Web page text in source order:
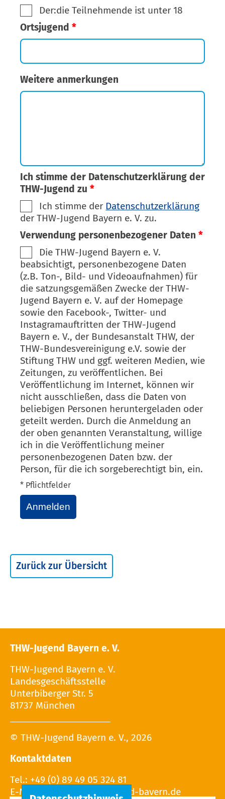
Der:die Teilnehmende ist unter 18
Ortsjugend *
Weitere anmerkungen
Ich stimme der Datenschutzerklärung der
THW-Jugend zu *
Ich stimme der Datenschutzerklärung
der THW-Jugend Bayern e. V. zu.
Verwendung personenbezogener Daten *
Die THW-Jugend Bayern e. V.
beabsichtigt, personenbezogene Daten
(z.B. Ton-, Bild- und Videoaufnahmen) für
die satzungsgemäßen Zwecke der THW-
Jugend Bayern e. V. auf der Homepage
sowie den Facebook-, Twitter- und
Instagramauftritten der THW-Jugend
Bayern e. V., der Bundesanstalt THW, der
THW-Bundesvereinigung e.V. sowie der
Stiftung THW und ggf. weiteren Medien, wie
Zeitungen, zu veröffentlichen. Bei
Veröffentlichung im Internet, können wir
nicht ausschließen, dass die Daten von
beliebigen Personen heruntergeladen oder
geteilt werden. Durch die Anmeldung an
der oben genannten Veranstaltung, willige
ich in die Veröffentlichung meiner
personenbezogenen Daten bzw. der
Person, für die ich sorgeberechtigt bin, ein.
* Pflichtfelder
Anmelden
Zurück zur Übersicht
THW-Jugend Bayern e. V.
THW-Jugend Bayern e. V.
Landesgeschäftsstelle
Unterbiberger Str. 5
81737 München
© THW-Jugend Bayern e. V., 2026
Kontaktdaten
Tel.: +49 (0) 89 49 05 324 81
E-Mail: